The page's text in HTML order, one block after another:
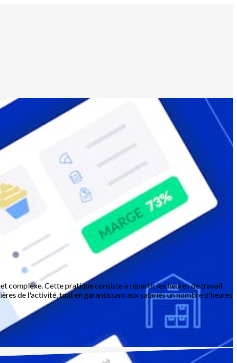
complexe. Cette pratique consiste à répartir les heures de travail
de l'activité, tout en garantissant aux salariés un nombre d'heures